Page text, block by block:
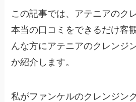
この記事では、アテニアのク
本当の口コミをできるだけ客
んな方にアテニアのクレンジ
か紹介します。
私がファンケルのクレンジン